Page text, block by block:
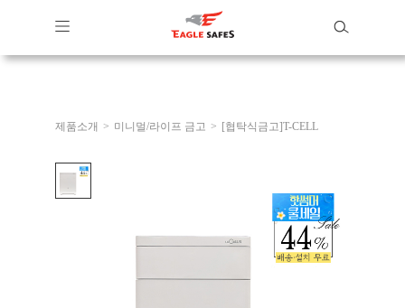
제품소개 > 미니멀/라이프 금고 > [협탁식금고]T-CELL